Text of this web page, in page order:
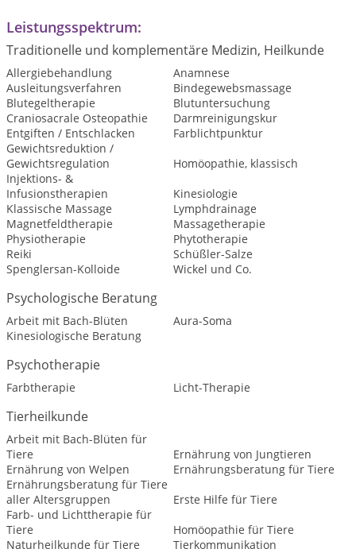
Leistungsspektrum:
Traditionelle und komplementäre Medizin, Heilkunde
Allergiebehandlung
Anamnese
Ausleitungsverfahren
Bindegewebsmassage
Blutegeltherapie
Blutuntersuchung
Craniosacrale Osteopathie
Darmreinigungskur
Entgiften / Entschlacken
Farblichtpunktur
Gewichtsreduktion /
Gewichtsregulation
Homöopathie, klassisch
Injektions- &
Infusionstherapien
Kinesiologie
Klassische Massage
Lymphdrainage
Magnetfeldtherapie
Massagetherapie
Physiotherapie
Phytotherapie
Reiki
Schüßler-Salze
Spenglersan-Kolloide
Wickel und Co.
Psychologische Beratung
Arbeit mit Bach-Blüten
Aura-Soma
Kinesiologische Beratung
Psychotherapie
Farbtherapie Licht-Therapie
Tierheilkunde
Arbeit mit Bach-Blüten für
Tiere
Ernährung von Jungtieren
Ernährung von Welpen
Ernährungsberatung für Tiere
Ernährungsberatung für Tiere
aller Altersgruppen
Erste Hilfe für Tiere
Farb- und Lichttherapie für
Tiere
Homöopathie für Tiere
Naturheilkunde für Tiere
Tierkommunikation